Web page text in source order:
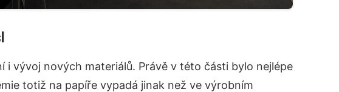
vývoj nových materiálů. Právě v této části bylo nejlépe
totiž na papíře vypadá jinak než ve výrobním